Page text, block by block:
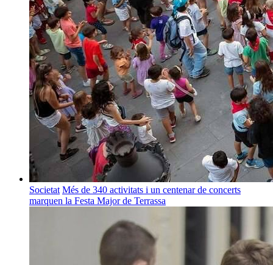
Societat Més de 340 activitats i un centenar de concerts
marquen la Festa Major de Terrassa